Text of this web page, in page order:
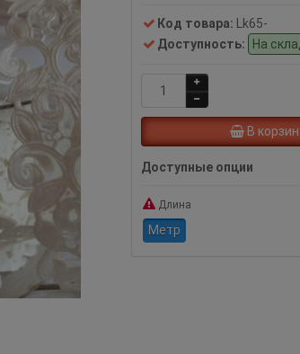
Код товара:
Lk65-
Доступность:
На
В
Доступные опции
Длина
Метр